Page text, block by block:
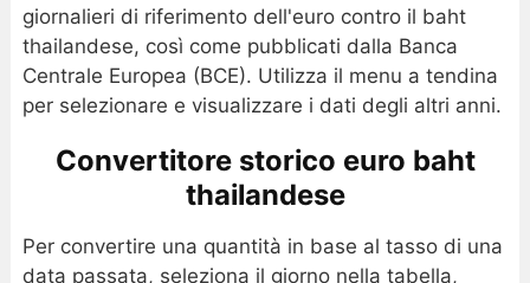
giornalieri di riferimento dell'euro contro il baht
thailandese, così come pubblicati dalla Banca
Centrale Europea (BCE). Utilizza il menu a tendina
per selezionare e visualizzare i dati degli altri anni.
Convertitore storico euro baht
thailandese
Per convertire una quantità in base al tasso di una
data passata, seleziona il giorno nella tabella,